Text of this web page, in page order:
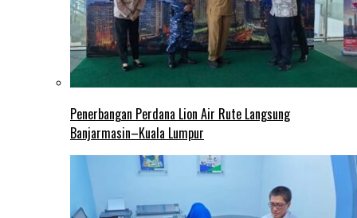
Penerbangan Perdana Lion Air Rute Langsung
Banjarmasin–Kuala Lumpur